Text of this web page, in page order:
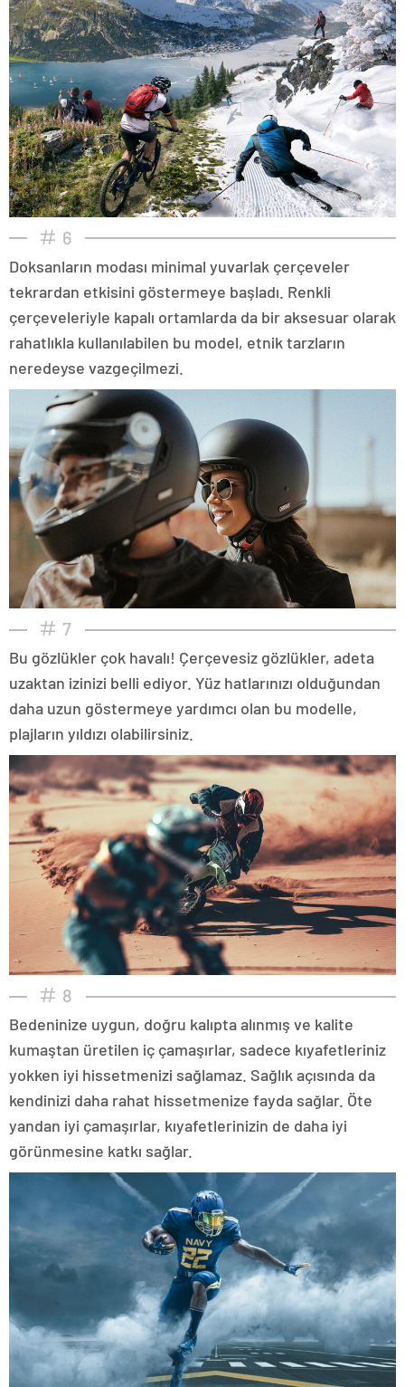
6
Doksanların modası minimal yuvarlak çerçeveler
tekrardan etkisini göstermeye başladı. Renkli
çerçeveleriyle kapalı ortamlarda da bir aksesuar olarak
rahatlıkla kullanılabilen bu model, etnik tarzların
neredeyse vazgeçilmezi.
7
Bu gözlükler çok havalı! Çerçevesiz gözlükler, adeta
uzaktan izinizi belli ediyor. Yüz hatlarınızı olduğundan
daha uzun göstermeye yardımcı olan bu modelle,
plajların yıldızı olabilirsiniz.
8
Bedeninize uygun, doğru kalıpta alınmış ve kalite
kumaştan üretilen iç çamaşırlar, sadece kıyafetleriniz
yokken iyi hissetmenizi sağlamaz. Sağlık açısında da
kendinizi daha rahat hissetmenize fayda sağlar. Öte
yandan iyi çamaşırlar, kıyafetlerinizin de daha iyi
görünmesine katkı sağlar.